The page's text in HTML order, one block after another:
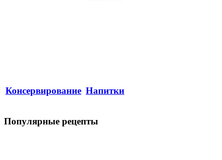
Консервирование Напитки
Популярные рецепты